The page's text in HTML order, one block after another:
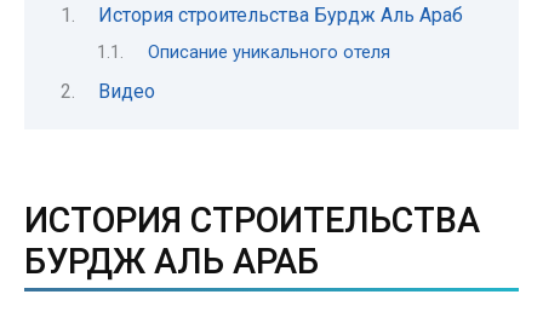
История строительства Бурдж Аль Араб
Описание уникального отеля
Видео
ИСТОРИЯ СТРОИТЕЛЬСТВА
БУРДЖ АЛЬ АРАБ